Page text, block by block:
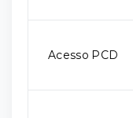
Acesso PCD